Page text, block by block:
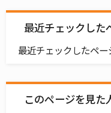
最近チェックした
最近チェックしたペー
このページを見